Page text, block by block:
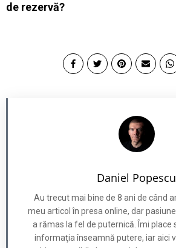
de rezervă?
Daniel Popescu
Au trecut mai bine de 8 ani de când
meu articol în presa online, dar
a rămas la fel de puternică. Îmi place
informaţia înseamnă putere, iar aici